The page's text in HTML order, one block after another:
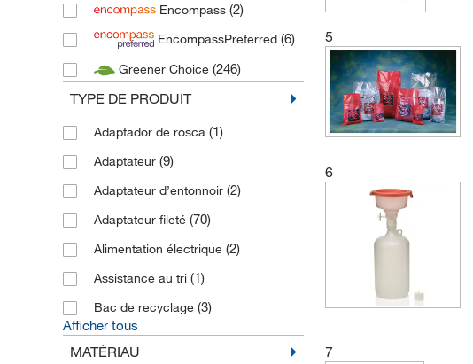
clikeco(32)
Cole Parmer(1)
Daniels Healthcare(8)
Dueperthal(10)
Econix(27)
Fisherbrand(55)
Gilac(77)
Gosselin(14)
Haleco(4)
Hamilton(4)
Heathrow Scientific(16)
Herenz Heinz(9)
Encompass (2)
EncompassPreferred (6)
Greener Choice (246)
TYPE DE PRODUIT
Adaptador de rosca (1)
Adaptateur (9)
Adaptateur d’entonnoir (2)
Adaptateur fileté (70)
Alimentation électrique (2)
Assistance au tri (1)
Bac de recyclage (3)
Afficher tous
MATÉRIAU
5
6
7